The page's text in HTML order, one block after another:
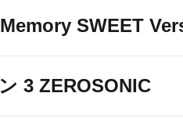
SWEET
3 ZEROSONIC